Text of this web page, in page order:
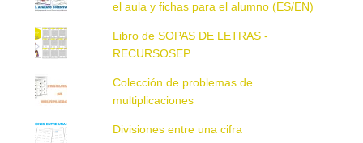
el aula y fichas para el alumno (ES/EN)
Libro de SOPAS DE LETRAS -
RECURSOSEP
Colección de problemas de
multiplicaciones
Divisiones entre una cifra